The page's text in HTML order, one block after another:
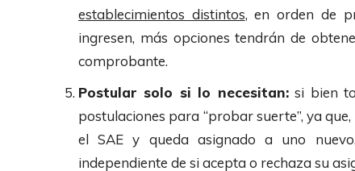
establecimientos distintos, en orden de
ingresen, más opciones tendrán de
comprobante.
Postular solo si lo necesitan:si bien
postulaciones para “probar suerte”, ya
el SAE y queda asignado a uno
independiente de si acepta o rechaza su